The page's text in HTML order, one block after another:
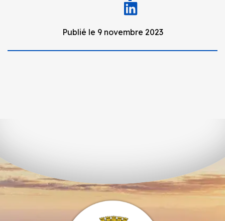
Publié le 9 novembre 2023